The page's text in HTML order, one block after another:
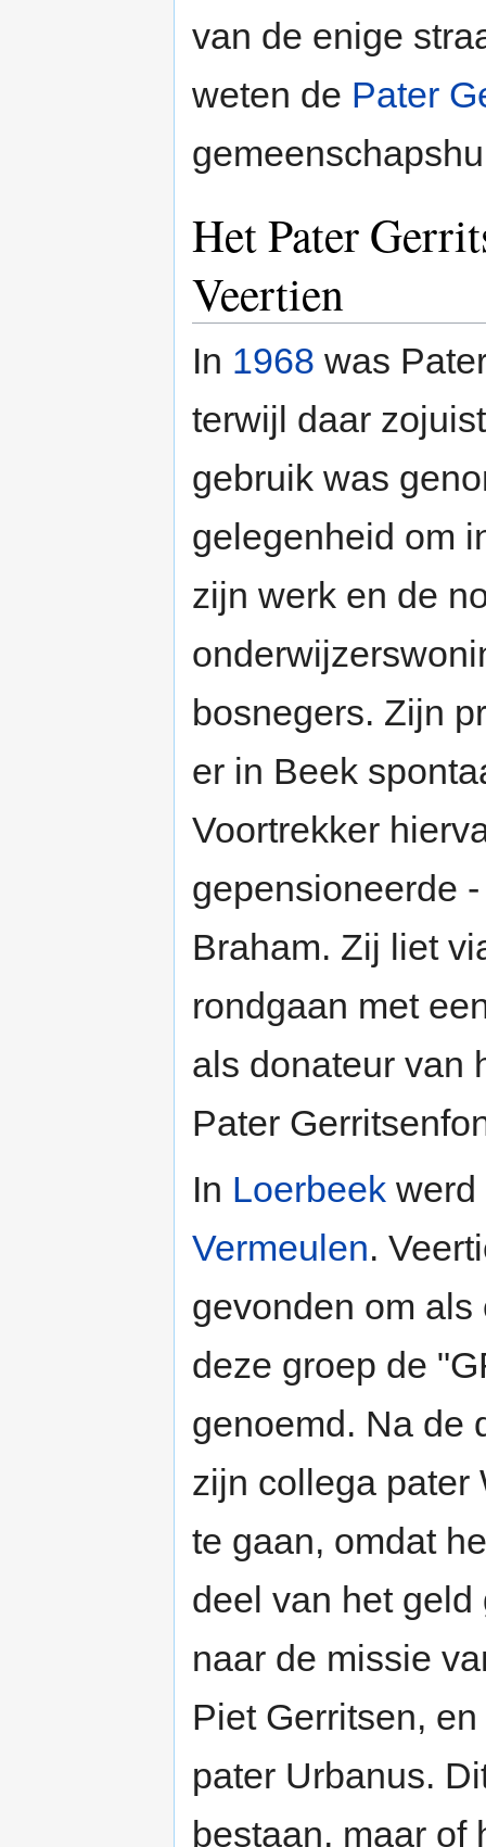
van de enige
weten de Pater
Het Pater
Veertien
In 1968 was
terwijl daar
gebruik was
gelegenheid om
zijn werk en de
bosnegers. Zijn
er in Beek
Voortrekker
gepensioneerde
Braham. Zij liet
rondgaan met
als donateur van
Pater
In Loerbeek
Vermeulen.
gevonden om
deze groep de
genoemd. Na de
zijn collega pater
te gaan, omdat
deel van het
naar de missie
Piet Gerritsen,
pater Urbanus.
bestaan, maar of